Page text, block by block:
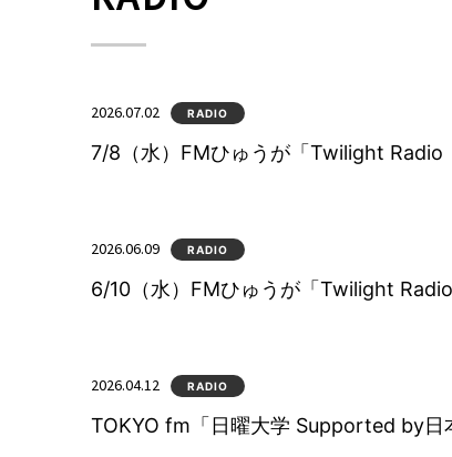
2026.07.02 RADIO
7/8（水）FMひゅうが「Twilight Radio
2026.06.09 RADIO
6/10（水）FMひゅうが「Twilight
2026.04.12 RADIO
TOKYO fm「日曜大学 Supported by日